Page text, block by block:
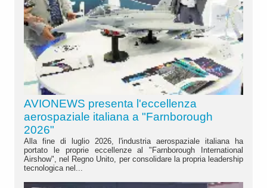
AVIONEWS presenta l'eccellenza
aerospaziale italiana a "Farnborough
2026"
Alla fine di luglio 2026, l'industria aerospaziale italiana ha
portato le proprie eccellenze al "Farnborough International
Airshow", nel Regno Unito, per consolidare la propria leadership
tecnologica nel...